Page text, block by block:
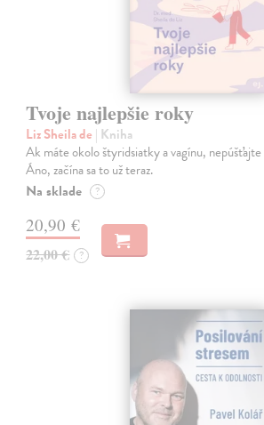
Tvoje najlepšie roky
Liz Sheila de | Kniha
Ak máte okolo štyridsiatky a vagínu,
Áno, začína sa to už teraz.
Na sklade ?
20,90 €
22,00 € ?